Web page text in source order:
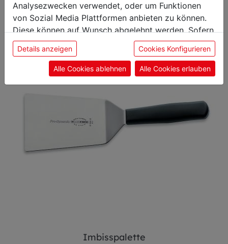
Imbisspalette
Küchenmesser
Analysezwecken verwendet, oder um Funktionen
von Sozial Media Plattformen anbieten zu können.
Diese können auf Wunsch abgelehnt werden. Sofern
sie unsere Webseite weiter nutzen, geben Sie
Einwilligung zu unseren Cookies.
Details anzeigen Cookies Konfigurieren
Alle Cookies ablehnen Alle Cookies erlauben